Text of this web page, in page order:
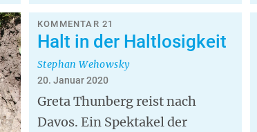
KOMMENTAR 21
Halt in der Haltlosigkeit
Stephan Wehowsky
20. Januar 2020
Greta Thunberg reist nach
Davos. Ein Spektakel der